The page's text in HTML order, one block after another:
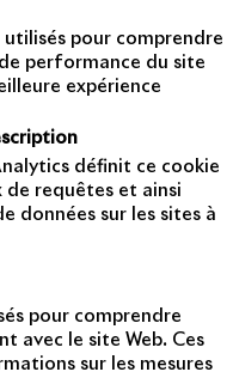
pour comprendre
performance du site
expérience
définit ce cookie
requêtes et ainsi
données sur les sites à
pour comprendre
avec le site Web. Ces
sur les mesures